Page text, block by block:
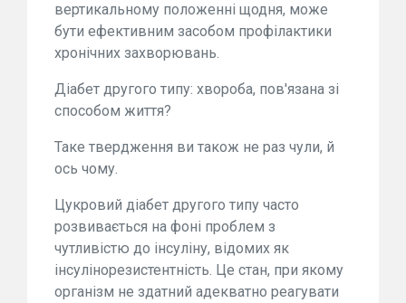
вертикальному положенні щодня, може
бути ефективним засобом профілактики
хронічних захворювань.
Діабет другого типу: хвороба, пов'язана зі
способом життя?
Таке твердження ви також не раз чули, й
ось чому.
Цукровий діабет другого типу часто
розвивається на фоні проблем з
чутливістю до інсуліну, відомих як
інсулінорезистентність. Це стан, при якому
організм не здатний адекватно реагувати